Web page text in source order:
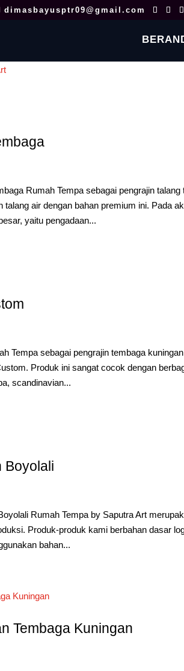
dimasbayusptr09@gmail.com
Rumah Tempa sebagai pengrajin
talang air dengan bahan premium ini. Pada
yaitu pengadaan...
Tempa sebagai pengrajin tembaga
Produk ini sangat cocok dengan
scandinavian...
Boyolali
Rumah Tempa by Saputra Art
Produk-produk kami berbahan dasar
bahan...
Tembaga Kuningan